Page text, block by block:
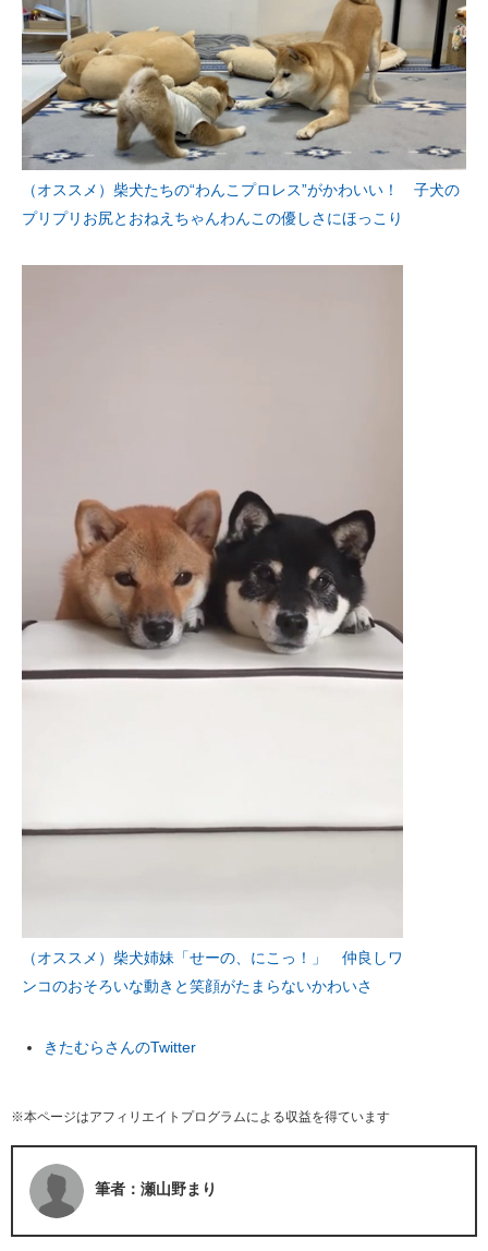
（オススメ）柴犬たちの“わんこプロレス”がかわいい！ 子犬の
プリプリお尻とおねえちゃんわんこの優しさにほっこり
（オススメ）柴犬姉妹「せーの、にこっ！」 仲良しワ
ンコのおそろいな動きと笑顔がたまらないかわいさ
きたむらさんのTwitter
※本ページはアフィリエイトプログラムによる収益を得ています
筆者：瀬山野まり